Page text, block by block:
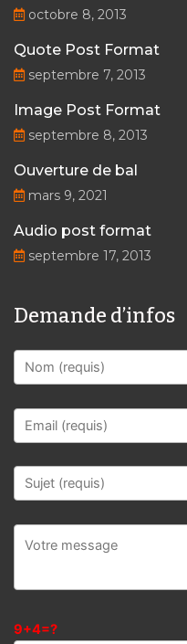
octobre 8, 2013
Quote Post Format
septembre 7, 2013
Image Post Format
septembre 8, 2013
Ouverture de bal
mars 9, 2021
Audio post format
septembre 17, 2013
Demande d’infos
9+4=?